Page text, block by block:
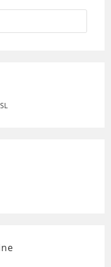
Press
to